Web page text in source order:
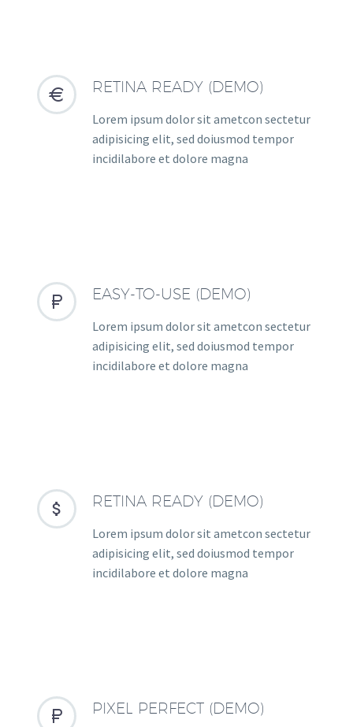

 RETINA READY (DEMO)
Lorem ipsum dolor sit ametcon sectetur
adipisicing elit, sed doiusmod tempor
incidilabore et dolore magna

 EASY-TO-USE (DEMO)
Lorem ipsum dolor sit ametcon sectetur
adipisicing elit, sed doiusmod tempor
incidilabore et dolore magna

 RETINA READY (DEMO)
Lorem ipsum dolor sit ametcon sectetur
adipisicing elit, sed doiusmod tempor
incidilabore et dolore magna

 PIXEL PERFECT (DEMO)